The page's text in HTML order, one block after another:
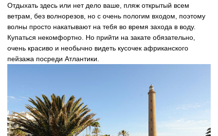
Отдыхать здесь или нет дело ваше, пляж открытый всем
ветрам, без волнорезов, но с очень пологим входом, поэтому
волны просто накатывают на тебя во время захода в воду.
Купаться некомфортно. Но прийти на закате обязательно,
очень красиво и необычно видеть кусочек африканского
пейзажа посреди Атлантики.